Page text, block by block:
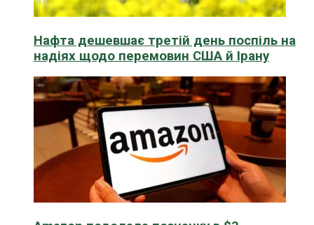
Нафта дешевшає третій день поспіль на
надіях щодо перемовин США й Ірану